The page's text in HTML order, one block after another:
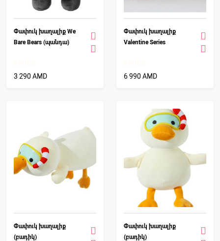
Փափուկ խաղալիք We
Bare Bears (պանդա)
3 290 AMD
Փափուկ խաղալիք
Valentine Series
6 990 AMD
Փափուկ խաղալիք
(բադիկ)
Փափուկ խաղալիք
(բադիկ)